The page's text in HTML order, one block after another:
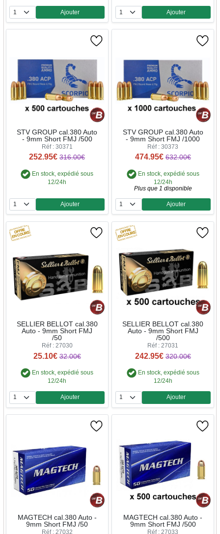
Quantité
Ajouter
Quantité
Ajouter
STV GROUP cal.380 Auto
- 9mm Short FMJ /500
Réf : 30371
252.95€ 316.00€
En stock, expédié sous
12/24h
Quantité
Ajouter
STV GROUP cal.380 Auto
- 9mm Short FMJ /1000
Réf : 30373
474.95€ 632.00€
En stock, expédié sous
12/24h
Plus que 1 disponible
Quantité
Ajouter
SELLIER BELLOT cal.380
Auto - 9mm Short FMJ
/50
Réf : 27030
25.10€ 32.00€
En stock, expédié sous
12/24h
Quantité
Ajouter
SELLIER BELLOT cal.380
Auto - 9mm Short FMJ
/500
Réf : 27031
242.95€ 320.00€
En stock, expédié sous
12/24h
Quantité
Ajouter
MAGTECH cal.380 Auto -
9mm Short FMJ /50
Réf : 27032
MAGTECH cal.380 Auto -
9mm Short FMJ /500
Réf : 27033